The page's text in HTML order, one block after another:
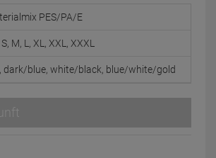
PES/PA/E
M, L, XL, XXL, XXXL
dark/blue, white/black, blue/white/gold